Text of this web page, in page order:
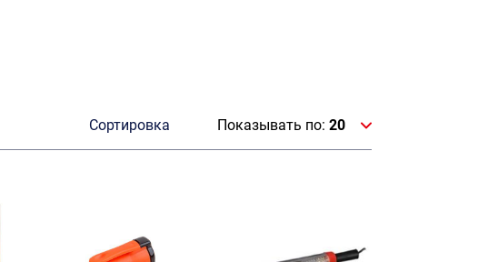
Сортировка Показывать по: 20